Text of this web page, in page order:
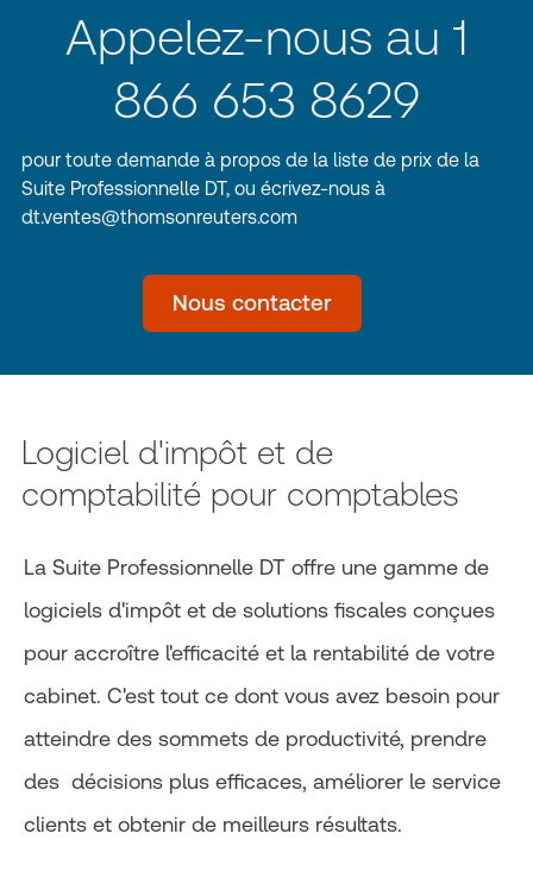
Appelez-nous au 1
866 653 8629
pour toute demande à propos de la liste de prix de la
Suite Professionnelle DT, ou écrivez-nous à
dt.ventes@thomsonreuters.com
Nous contacter
Logiciel d'impôt et de
comptabilité pour comptables
La Suite Professionnelle DT offre une gamme de
logiciels d'impôt et de solutions fiscales conçues
pour accroître l'efficacité et la rentabilité de votre
cabinet. C'est tout ce dont vous avez besoin pour
atteindre des sommets de productivité, prendre
des décisions plus efficaces, améliorer le service
clients et obtenir de meilleurs résultats.